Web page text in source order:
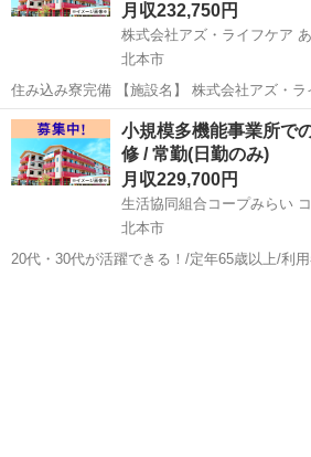
月収232,750円
株式会社アズ・ライフケア
北本市
住み込み寮完備 【施設名】 株式会社アズ・ライフケア あずみ苑北本
【勤務地】 埼玉県 北本市 【アクセス】 北本駅から徒歩21分 北本駅/
桶川駅/鴻巣駅 【雇用形態】常勤(日勤のみ) 【募集職種】生活相談員
【...
埼玉 北本市 介護士
小規模多機能事業所で
修 / 常勤(日勤のみ)
月収229,700円
生活協同組合コープみらい
北本市
20代・30代が活躍できる！/定年65歳以上/利用者